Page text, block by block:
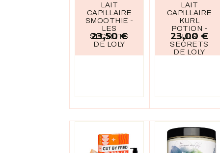
LAIT
CAPILLAIRE
SMOOTHIE -
LES
SECRETS
DE LOLY
Prix
23,50 €
LAIT
CAPILLAIRE
KURL
POTION -
LES
SECRETS
DE LOLY
Prix
23,00 €